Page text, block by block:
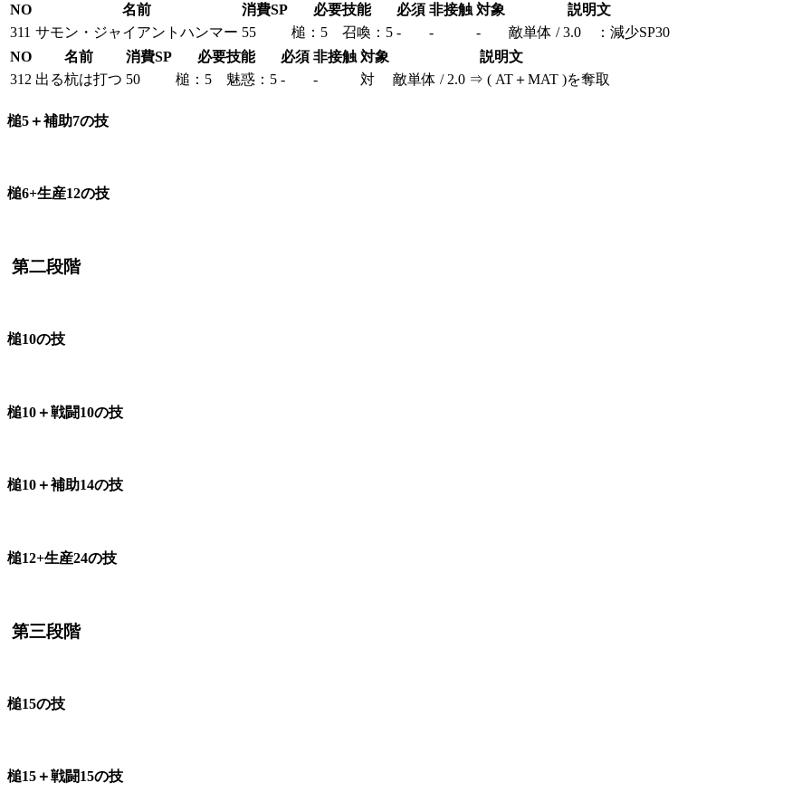
NO
名前 消費SP 必要技能 必須 非接触 対象
説明文
311 サモン・ジャイアントハンマー 55 槌：5 召喚：5 - - -
敵単体 / 3.0 ：減少SP30
NO
名前 消費SP 必要技能 必須 非接触 対象
説明文
312 出る杭は打つ 50 槌：5 魅惑：5 - - 対 敵単体 / 2.0 ⇒ ( AT＋MAT )を奪取
槌5＋補助7の技
槌6+生産12の技
第二段階
槌10の技
槌10＋戦闘10の技
槌10＋補助14の技
槌12+生産24の技
第三段階
槌15の技
槌15＋戦闘15の技